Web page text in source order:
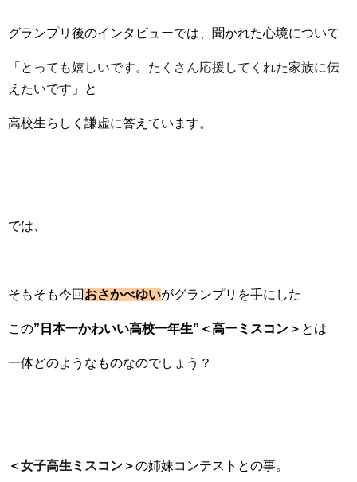
グランプリ後のインタビューでは、聞かれた心境について
「 とっても嬉しいです。たくさん応援してくれた家族に伝
えたいです 」と
高校生らしく謙虚に答えています。
では、
そもそも今回 おさかべゆいがグランプリを手にした
この”日本一かわいい高校一年生”＜高一ミスコン＞ とは
一体どのようなものなのでしょう？
＜女子高生ミスコン ＞の姉妹コンテストとの事。